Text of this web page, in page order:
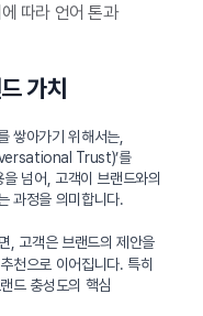
따라 언어 톤과
가치
쌓아가기 위해서는,
Trust)’를
넘어, 고객이 브랜드와의
과정을 의미합니다.
, 고객은 브랜드의 제안을
천으로 이어집니다. 특히
드 충성도의 핵심